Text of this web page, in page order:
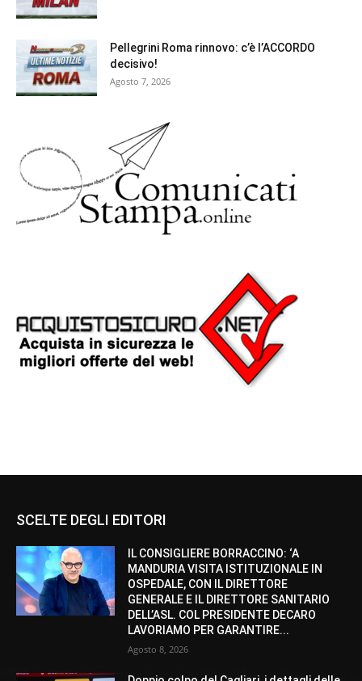
Pellegrini Roma rinnovo: c’è l’ACCORDO
decisivo!
Agosto 7, 2026
SCELTE DEGLI EDITORI
IL CONSIGLIERE BORRACCINO: ‘A
MANDURIA VISITA ISTITUZIONALE IN
OSPEDALE, CON IL DIRETTORE
GENERALE E IL DIRETTORE SANITARIO
DELL’ASL. COL PRESIDENTE DECARO
LAVORIAMO PER GARANTIRE...
Agosto 8, 2026